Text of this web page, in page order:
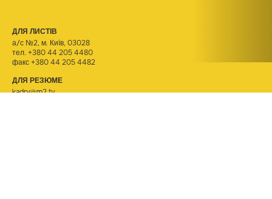
ДЛЯ ЛИСТІВ
а/с №2, м. Київ, 03028
тел. +380 44 205 4480
факс +380 44 205 4482
ДЛЯ РЕЗЮМЕ
kadry@m2.tv